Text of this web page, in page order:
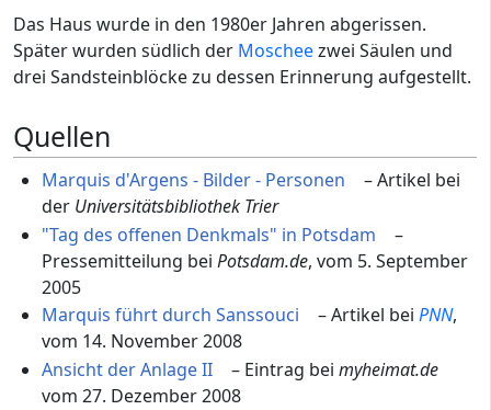
Das Haus wurde in den 1980er Jahren abgerissen.
Später wurden südlich der Moscheezwei Säulen und
drei Sandsteinblöcke zu dessen Erinnerung aufgestellt.
Quellen
Marquis d'Argens - Bilder - Personen
– Artikel bei
der Universitätsbibliothek Trier
"Tag des offenen Denkmals" in Potsdam
–
Pressemitteilung bei Potsdam.de, vom 5. September
2005
Marquis führt durch Sanssouci
– Artikel bei PNN,
vom 14. November 2008
Ansicht der Anlage II
– Eintrag bei myheimat.de
vom 27. Dezember 2008